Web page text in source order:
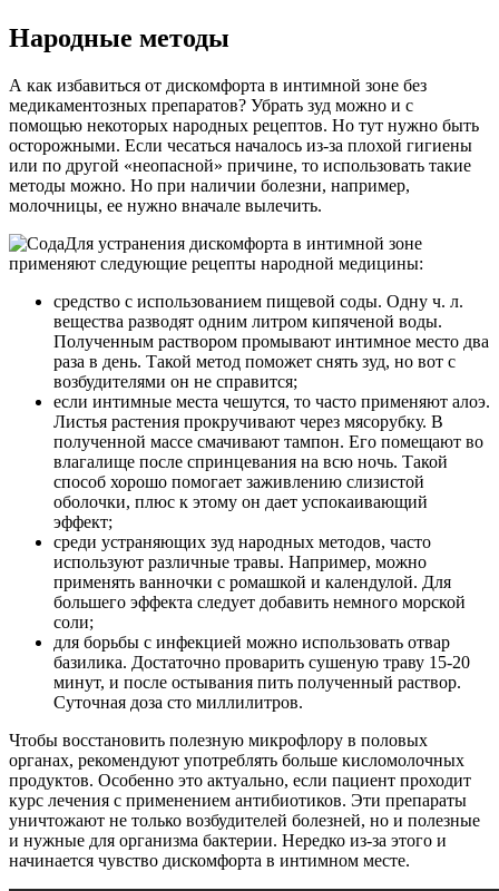
Народные методы
А как избавиться от дискомфорта в интимной зоне без
медикаментозных препаратов? Убрать зуд можно и с
помощью некоторых народных рецептов. Но тут нужно быть
осторожными. Если чесаться началось из-за плохой гигиены
или по другой «неопасной» причине, то использовать такие
методы можно. Но при наличии болезни, например,
молочницы, ее нужно вначале вылечить.
Для устранения дискомфорта в интимной зоне
применяют следующие рецепты народной медицины:
средство с использованием пищевой соды. Одну ч. л.
вещества разводят одним литром кипяченой воды.
Полученным раствором промывают интимное место два
раза в день. Такой метод поможет снять зуд, но вот с
возбудителями он не справится;
если интимные места чешутся, то часто применяют алоэ.
Листья растения прокручивают через мясорубку. В
полученной массе смачивают тампон. Его помещают во
влагалище после спринцевания на всю ночь. Такой
способ хорошо помогает заживлению слизистой
оболочки, плюс к этому он дает успокаивающий
эффект;
среди устраняющих зуд народных методов, часто
используют различные травы. Например, можно
применять ванночки с ромашкой и календулой. Для
большего эффекта следует добавить немного морской
соли;
для борьбы с инфекцией можно использовать отвар
базилика. Достаточно проварить сушеную траву 15-20
минут, и после остывания пить полученный раствор.
Суточная доза сто миллилитров.
Чтобы восстановить полезную микрофлору в половых
органах, рекомендуют употреблять больше кисломолочных
продуктов. Особенно это актуально, если пациент проходит
курс лечения с применением антибиотиков. Эти препараты
уничтожают не только возбудителей болезней, но и полезные
и нужные для организма бактерии. Нередко из-за этого и
начинается чувство дискомфорта в интимном месте.